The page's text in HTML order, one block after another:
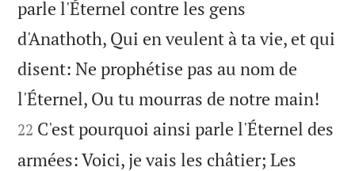
parle l'Éternel contre les gens
d'Anathoth, Qui en veulent à ta vie, et qui
disent: Ne prophétise pas au nom de
l'Éternel, Ou tu mourras de notre main!
22 C'est pourquoi ainsi parle l'Éternel des
armées: Voici, je vais les châtier; Les